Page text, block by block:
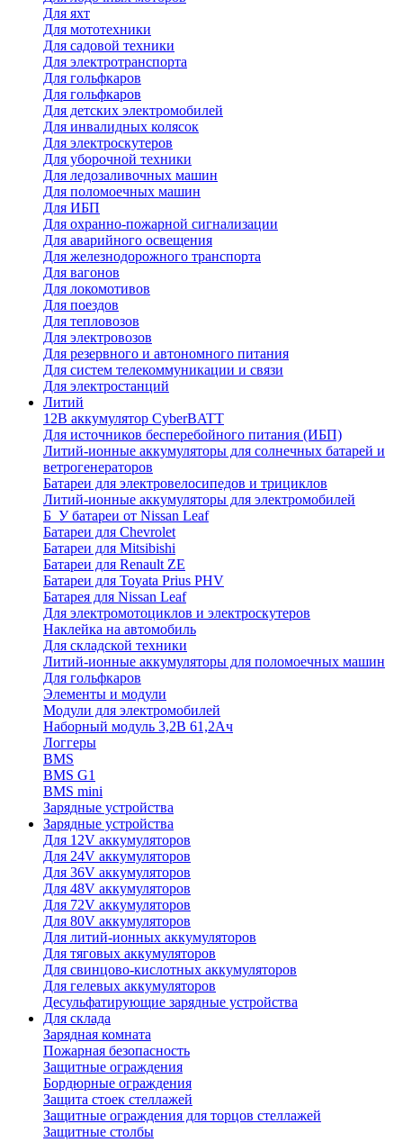
Для яхт
Для мототехники
Для садовой техники
Для электротранспорта
Для гольфкаров
Для гольфкаров
Для детских электромобилей
Для инвалидных колясок
Для электроскутеров
Для уборочной техники
Для ледозаливочных машин
Для поломоечных машин
Для ИБП
Для охранно-пожарной сигнализации
Для аварийного освещения
Для железнодорожного транспорта
Для вагонов
Для локомотивов
Для поездов
Для тепловозов
Для электровозов
Для резервного и автономного питания
Для систем телекоммуникации и связи
Для электростанций
Литий
12В аккумулятор CyberBATT
Для источников бесперебойного питания (ИБП)
Литий-ионные аккумуляторы для солнечных батарей и
ветрогенераторов
Батареи для электровелосипедов и трициклов
Литий-ионные аккумуляторы для электромобилей
Б_У батареи от Nissan Leaf
Батареи для Chevrolet
Батареи для Mitsibishi
Батареи для Renault ZE
Батареи для Toyata Prius PHV
Батарея для Nissan Leaf
Для электромотоциклов и электроскутеров
Наклейка на автомобиль
Для складской техники
Литий-ионные аккумуляторы для поломоечных машин
Для гольфкаров
Элементы и модули
Модули для электромобилей
Наборный модуль 3,2В 61,2Ач
Логгеры
BMS
BMS G1
BMS mini
Зарядные устройства
Зарядные устройства
Для 12V аккумуляторов
Для 24V аккумуляторов
Для 36V аккумуляторов
Для 48V аккумуляторов
Для 72V аккумуляторов
Для 80V аккумуляторов
Для литий-ионных аккумуляторов
Для тяговых аккумуляторов
Для свинцово-кислотных аккумуляторов
Для гелевых аккумуляторов
Десульфатирующие зарядные устройства
Для склада
Зарядная комната
Пожарная безопасность
Защитные ограждения
Бордюрные ограждения
Защита стоек стеллажей
Защитные ограждения для торцов стеллажей
Защитные столбы